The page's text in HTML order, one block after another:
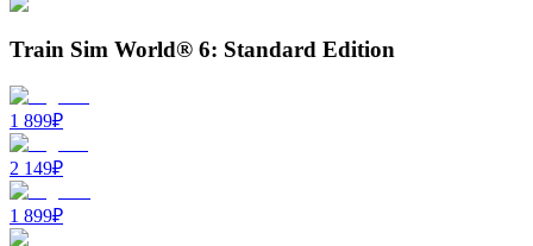
Train Sim World® 6: Standard Edition
1 899₽
2 149₽
1 899₽